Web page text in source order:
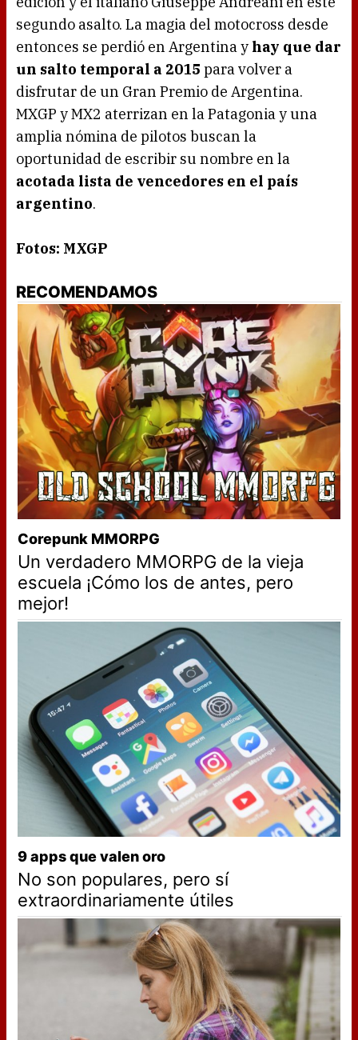
segundo asalto. La magia del motocross desde
entonces se perdió en Argentina y hay que dar
un salto temporal a 2015 para volver a
disfrutar de un Gran Premio de Argentina.
MXGP y MX2 aterrizan en la Patagonia y una
amplia nómina de pilotos buscan la
oportunidad de escribir su nombre en la
acotada lista de vencedores en el país
argentino.
Fotos: MXGP
RECOMENDAMOS
Corepunk MMORPG
Un verdadero MMORPG de la vieja
escuela ¡Cómo los de antes, pero
mejor!
9 apps que valen oro
No son populares, pero sí
extraordinariamente útiles